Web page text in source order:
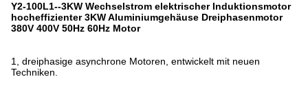
Y2-100L1--3KW Wechselstrom elektrischer Induktionsmotor
hocheffizienter 3KW Aluminiumgehäuse Dreiphasenmotor
380V 400V 50Hz 60Hz Motor
1, dreiphasige asynchrone Motoren, entwickelt mit neuen
Techniken.